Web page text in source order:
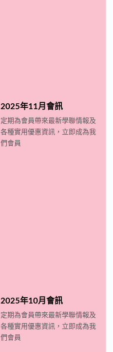
2025年11月會訊
定期為會員帶來最新學聯情報及
各種實用優惠資訊，立即成為我
們會員
2025年10月會訊
定期為會員帶來最新學聯情報及
各種實用優惠資訊，立即成為我
們會員